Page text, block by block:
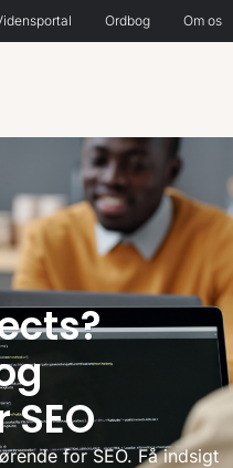
Ordbog Om os
for SEO. Få indsigt